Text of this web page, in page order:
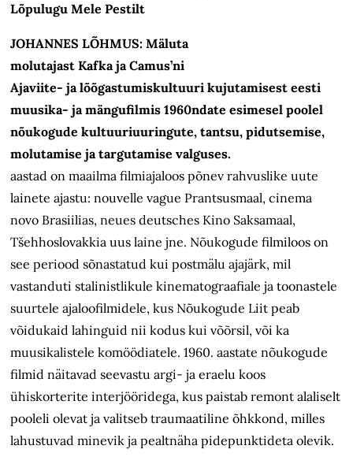
Lõpulugu Mele Pestilt
JOHANNES LÕHMUS: Mäluta
molutajast Kafka ja Camus’ni
Ajaviite- ja lõõgastumiskultuuri kujutamisest eesti
muusika- ja mängufilmis 1960ndate esimesel poolel
nõukogude kultuuriuuringute, tantsu, pidutsemise,
molutamise ja targutamise valguses.
aastad on maailma filmiajaloos põnev rahvuslike uute
lainete ajastu: nouvelle vague Prantsusmaal, cinema
novo Brasiilias, neues deutsches Kino Saksamaal,
Tšehhoslovakkia uus laine jne. Nõukogude filmiloos on
see periood sõnastatud kui postmälu ajajärk, mil
vastanduti stalinistlikule kinematograafiale ja toonastele
suurtele ajaloofilmidele, kus Nõukogude Liit peab
võidukaid lahinguid nii kodus kui võõrsil, või ka
muusikalistele komöödiatele. 1960. aastate nõukogude
filmid näitavad seevastu argi- ja eraelu koos
ühiskorterite interjööridega, kus paistab remont alaliselt
pooleli olevat ja valitseb traumaatiline õhkkond, milles
lahustuvad minevik ja pealtnäha pidepunktideta olevik.